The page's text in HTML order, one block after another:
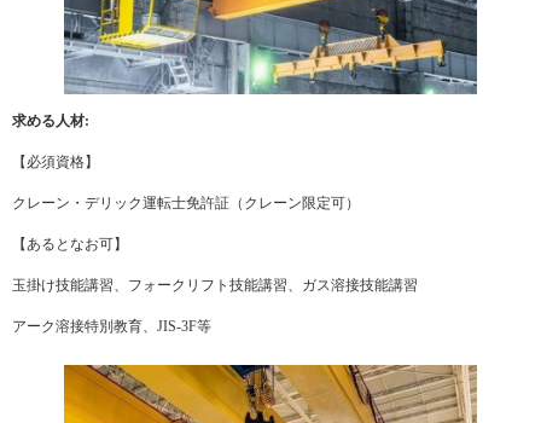
求める人材:
【必須資格】
クレーン・デリック運転士免許証（クレーン限定可）
【あるとなお可】
玉掛け技能講習、フォークリフト技能講習、ガス溶接技能講習
アーク溶接特別教育、JIS-3F等